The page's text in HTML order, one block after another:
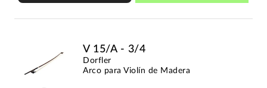
V 15/A - 3/4
Dorfler
Arco para Violín de Madera